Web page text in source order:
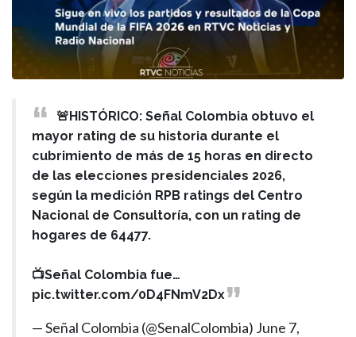
🚨HISTÓRICO: Señal Colombia obtuvo el
mayor rating de su historia durante el
cubrimiento de más de 15 horas en directo
de las elecciones presidenciales 2026,
según la medición RPB ratings del Centro
Nacional de Consultoría, con un rating de
hogares de 64477.
📺Señal Colombia fue…
pic.twitter.com/0D4FNmV2Dx
— Señal Colombia (@SenalColombia) June 7,